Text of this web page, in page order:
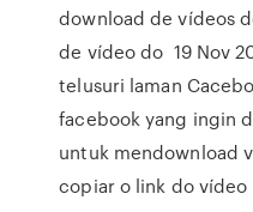
download de vídeos
de vídeo do 19 Nov
telusuri laman
facebook yang ingin
untuk mendownload
copiar o link do vídeo